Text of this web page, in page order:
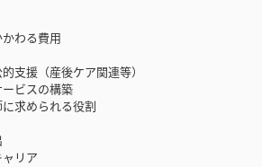
かかわる費用
的支援（産後ケア関連等）
産サービスの構築
師に求められる役割
場
創出
キャリア